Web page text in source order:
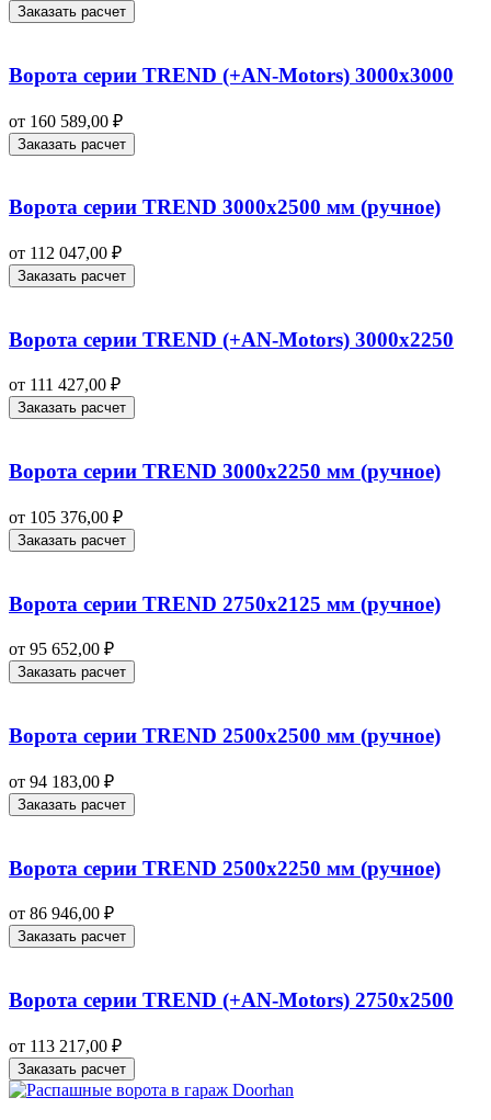
Заказать расчет
Ворота серии TREND (+AN‑Motors) 3000х3000
от 160 589,00 ₽
Заказать расчет
Ворота серии TREND 3000х2500 мм (ручное)
от 112 047,00 ₽
Заказать расчет
Ворота серии TREND (+AN‑Motors) 3000х2250
от 111 427,00 ₽
Заказать расчет
Ворота серии TREND 3000х2250 мм (ручное)
от 105 376,00 ₽
Заказать расчет
Ворота серии TREND 2750х2125 мм (ручное)
от 95 652,00 ₽
Заказать расчет
Ворота серии TREND 2500х2500 мм (ручное)
от 94 183,00 ₽
Заказать расчет
Ворота серии TREND 2500х2250 мм (ручное)
от 86 946,00 ₽
Заказать расчет
Ворота серии TREND (+AN‑Motors) 2750х2500
от 113 217,00 ₽
Заказать расчет